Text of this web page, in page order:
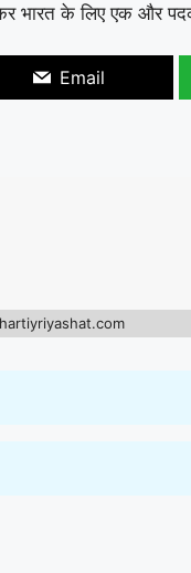
भारत के लिए एक और
Email